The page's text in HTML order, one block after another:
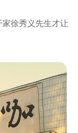
家徐秀义先生才让